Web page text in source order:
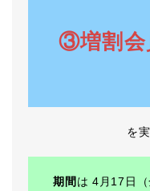
③増割会
を
期間 は 4月17日